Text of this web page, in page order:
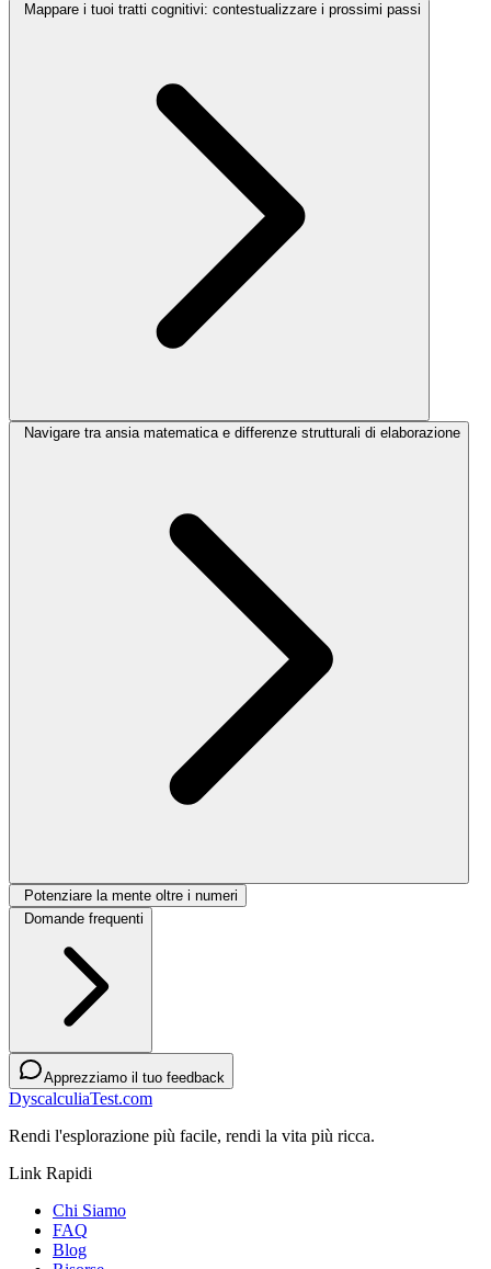
Mappare i tuoi tratti cognitivi: contestualizzare i prossimi passi
Navigare tra ansia matematica e differenze strutturali di elaborazione
Potenziare la mente oltre i numeri
Domande frequenti
Apprezziamo il tuo feedback
DyscalculiaTest.com
Rendi l'esplorazione più facile, rendi la vita più ricca.
Link Rapidi
Chi Siamo
FAQ
Blog